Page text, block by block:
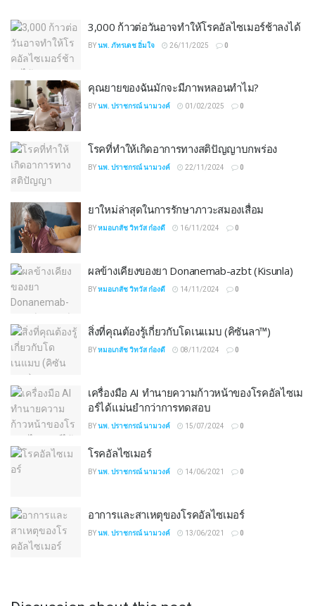
3,000 ก้าวต่อวันอาจทำให้โรคอัลไซเมอร์ช้าลงได้
BYนพ. ภัทรเดช อิ่มใจ 26/11/2025 0
คุณยายของฉันมักจะมีภาพหลอนทำไม?
BYนพ. ปราชกรณ์ นามวงค์ 01/02/2025 0
โรคที่ทำให้เกิดอาการทางสติปัญญาบกพร่อง
BYนพ. ปราชกรณ์ นามวงค์ 22/11/2024 0
ยาใหม่ล่าสุดในการรักษาภาวะสมองเสื่อม
BYหมอเภสัช วิทวัส ก๋องดี 16/11/2024 0
ผลข้างเคียงของยา Donanemab-azbt (Kisunla)
BYหมอเภสัช วิทวัส ก๋องดี 14/11/2024 0
สิ่งที่คุณต้องรู้เกี่ยวกับโดเนแมบ (คิซันลา™)
BYหมอเภสัช วิทวัส ก๋องดี 08/11/2024 0
เครื่องมือ AI ทำนายความก้าวหน้าของโรคอัลไซเม
อร์ได้แม่นยำกว่าการทดสอบ
BYนพ. ปราชกรณ์ นามวงค์ 15/07/2024 0
โรคอัลไซเมอร์
BYนพ. ปราชกรณ์ นามวงค์ 14/06/2021 0
อาการและสาเหตุของโรคอัลไซเมอร์
BYนพ. ปราชกรณ์ นามวงค์ 13/06/2021 0